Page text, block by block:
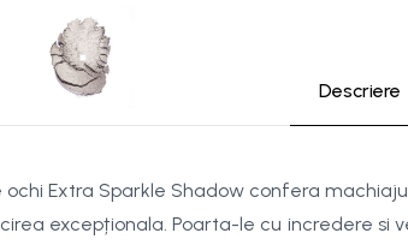
Descriere
ochi Extra Sparkle Shadow confera
excepționala. Poarta-le cu incredere